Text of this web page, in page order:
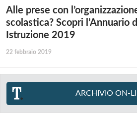
Alle prese con
scolastica? Scopri l’Annuario
Istruzione 2019
22 febbraio 2019
ARCHIVIO ON-